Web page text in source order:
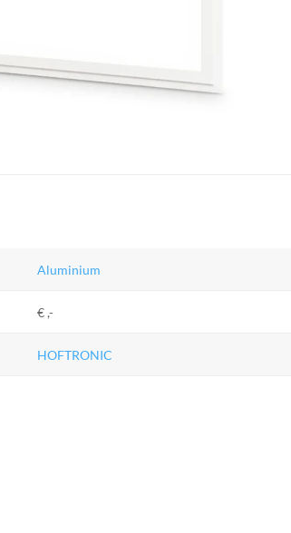
Aluminium
€ ,-
HOFTRONIC